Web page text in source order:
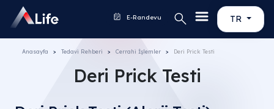
TR
E-Randevu
Anasayfa Tedavi Rehberi Cerrahi İşlemler Deri Prick Testi
Deri Prick Testi